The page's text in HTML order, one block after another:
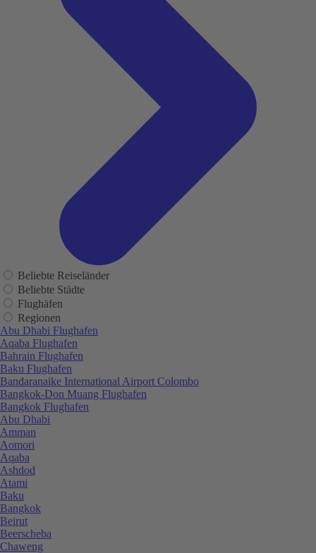
Beliebte Reiseländer
Beliebte Städte
Flughäfen
Regionen
Abu Dhabi Flughafen
Aqaba Flughafen
Bahrain Flughafen
Baku Flughafen
Bandaranaike International Airport Colombo
Bangkok-Don Muang Flughafen
Bangkok Flughafen
Abu Dhabi
Amman
Aomori
Aqaba
Ashdod
Atami
Baku
Bangkok
Beirut
Beerscheba
Chaweng